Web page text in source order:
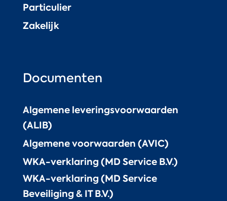
Particulier
Zakelijk
Documenten
Algemene leveringsvoorwaarden
(ALIB)
Algemene voorwaarden (AVIC)
WKA-verklaring (MD Service B.V.)
WKA-verklaring (MD Service
Beveiliging & IT B.V.)